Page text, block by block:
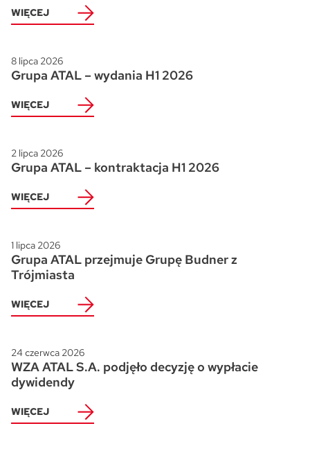
WIĘCEJ
8 lipca 2026
Grupa ATAL – wydania H1 2026
WIĘCEJ
2 lipca 2026
Grupa ATAL – kontraktacja H1 2026
WIĘCEJ
1 lipca 2026
Grupa ATAL przejmuje Grupę Budner z
Trójmiasta
WIĘCEJ
24 czerwca 2026
WZA ATAL S.A. podjęło decyzję o wypłacie
dywidendy
WIĘCEJ